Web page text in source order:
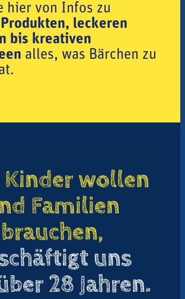
hier von Infos zu
Produkten, leckeren
bis kreativen
alles, was Bärchen zu
Kinder wollen
Familien
brauchen,
uns
28 Jahren.